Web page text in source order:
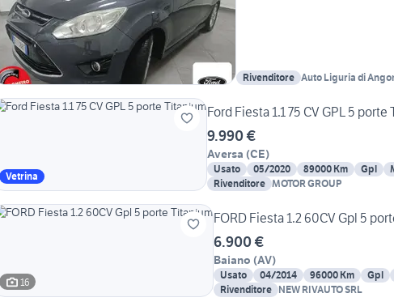
Rivenditore Auto Liguria di
Vetrina
Ford Fiesta 1.1 75 CV GPL 5 porte
9.990 €
Aversa (CE)
Usato 05/2020 89000 Km Gpl
Rivenditore MOTOR GROUP
16
FORD Fiesta 1.2 60CV Gpl 5
6.900 €
Baiano (AV)
Usato 04/2014 96000 Km Gpl
Rivenditore NEW RIVAUTO SRL